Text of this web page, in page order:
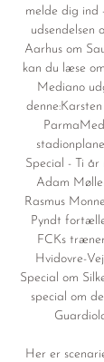
melde dig ind
udsendelsen
Aarhus om
kan du læse
Mediano
Special - Ti
Adam
Rasmus
Pyndt
FCKs
Hvidovre-
Special om
special om
Her er